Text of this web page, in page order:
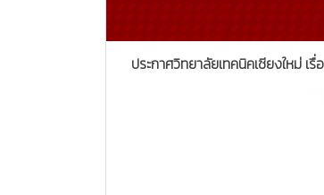
ประกาศวิทยาลัยเทคนิคเชียงใหม่